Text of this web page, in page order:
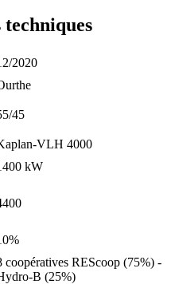
2020
45
VLH 4000
kW
coopératives REScoop (75%) -
B (25%)